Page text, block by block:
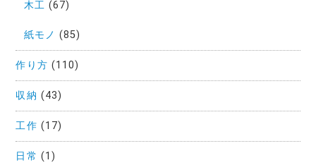
木工 (67)
紙モノ (85)
作り方 (110)
収納 (43)
工作 (17)
日常 (1)